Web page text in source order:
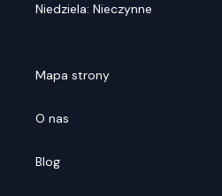
Niedziela: Nieczynne
Mapa strony
O nas
Blog